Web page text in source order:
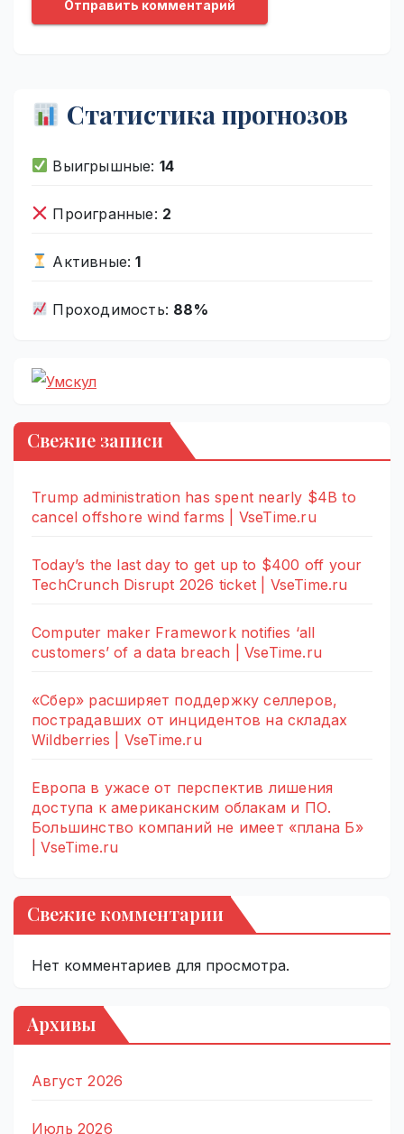
Статистика прогнозов
Выигрышные: 14
Проигранные: 2
Активные:1
Проходимость: 88%
Свежие записи
Trump administration has spent nearly $4B to
cancel offshore wind farms | VseTime.ru
Today’s the last day to get up to $400 off your
TechCrunch Disrupt 2026 ticket | VseTime.ru
Computer maker Framework notifies ‘all
customers’ of a data breach | VseTime.ru
«Сбер» расширяет поддержку селлеров,
пострадавших от инцидентов на складах
Wildberries | VseTime.ru
Европа в ужасе от перспектив лишения
доступа к американским облакам и ПО.
Большинство компаний не имеет «плана Б»
| VseTime.ru
Свежие комментарии
Нет комментариев для просмотра.
Архивы
Август 2026
Июль 2026